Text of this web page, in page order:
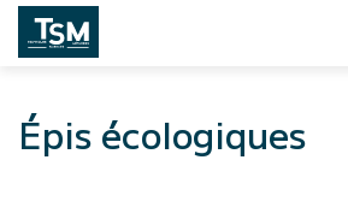
Épis écologiques